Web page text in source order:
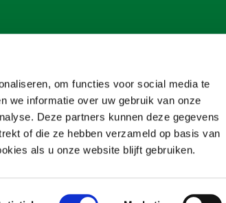
om functies voor social media te
we informatie over uw gebruik van onze
Deze partners kunnen deze gegevens
of die ze hebben verzameld op basis van
als u onze website blijft gebruiken.